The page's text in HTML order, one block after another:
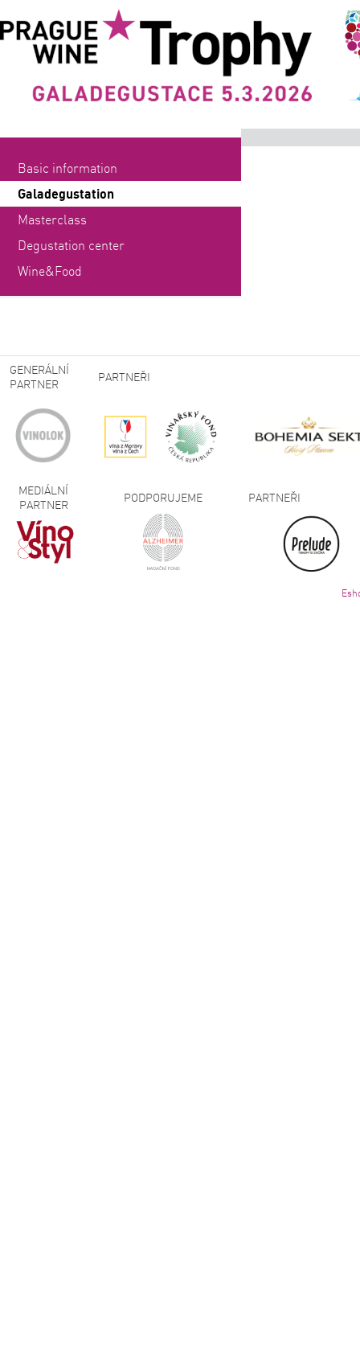
Basic information
Galadegustation
Masterclass
Degustation center
Wine&Food
GENERÁLNÍ
PARTNER
PARTNEŘI
MEDIÁLNÍ
PARTNER
PODPORUJEME PARTNEŘI